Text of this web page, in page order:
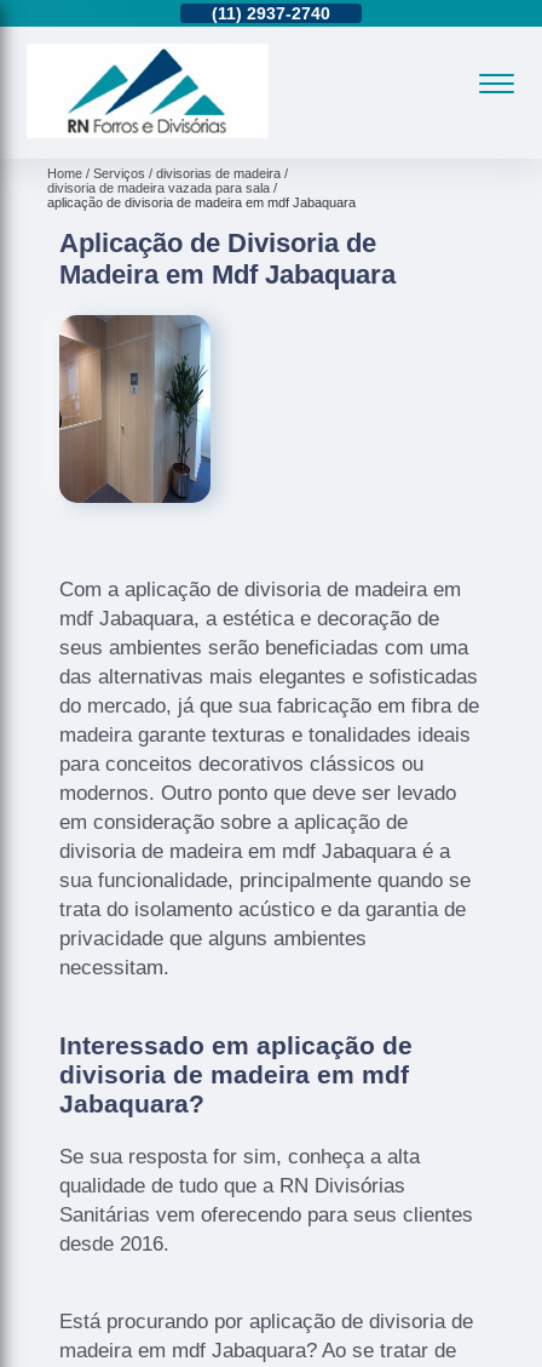
(11) 2937-2740
Home Serviços
divisorias de madeira
divisoria de madeira vazada para sala
aplicação de divisoria de madeira em mdf Jabaquara
Aplicação de Divisoria de
Madeira em Mdf Jabaquara
Com a aplicação de divisoria de madeira em
mdf Jabaquara, a estética e decoração de
seus ambientes serão beneficiadas com uma
das alternativas mais elegantes e sofisticadas
do mercado, já que sua fabricação em fibra de
madeira garante texturas e tonalidades ideais
para conceitos decorativos clássicos ou
modernos. Outro ponto que deve ser levado
em consideração sobre a aplicação de
divisoria de madeira em mdf Jabaquara é a
sua funcionalidade, principalmente quando se
trata do isolamento acústico e da garantia de
privacidade que alguns ambientes
necessitam.
Interessado em aplicação de
divisoria de madeira em mdf
Jabaquara?
Se sua resposta for sim, conheça a alta
qualidade de tudo que a RN Divisórias
Sanitárias vem oferecendo para seus clientes
desde 2016.
Está procurando por aplicação de divisoria de
madeira em mdf Jabaquara? Ao se tratar de